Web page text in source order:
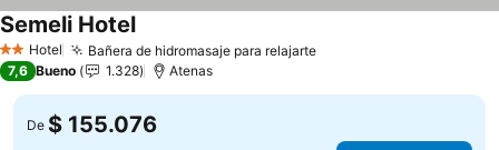
2 Estrellas
Hotel Bañera de hidromasaje para relajarte
Semeli Hotel
7,6 Bueno 1.328 Atenas
De $ 155.076